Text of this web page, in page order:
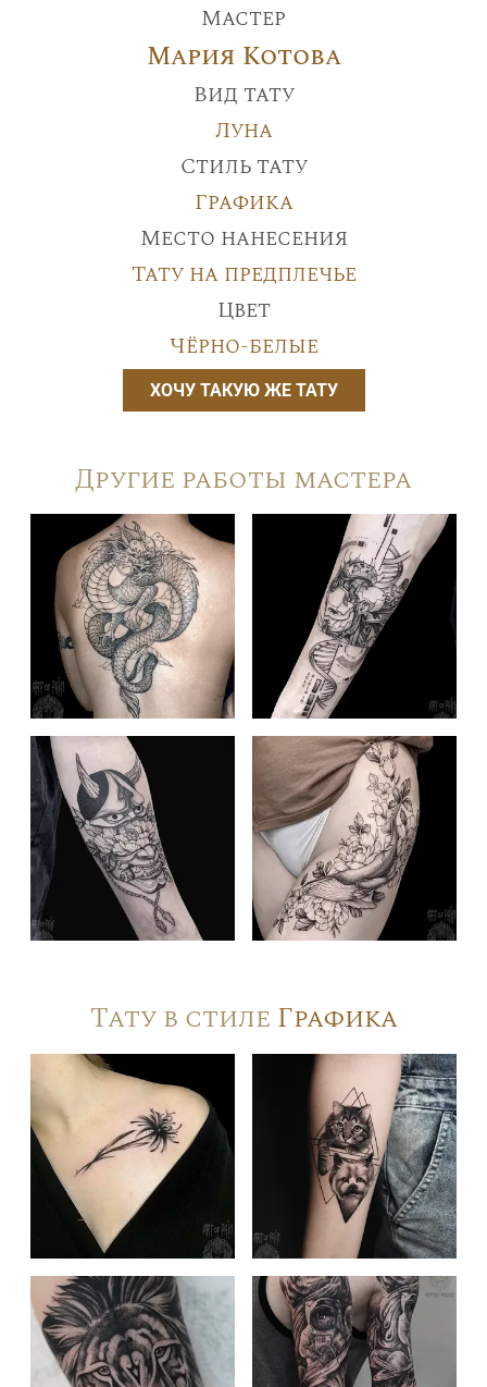
Мастер
Мария Котова
Вид тату
Луна
Стиль тату
Графика
Место нанесения
Тату на предплечье
Цвет
Чёрно-белые
ХОЧУ ТАКУЮ ЖЕ ТАТУ
Другие работы мастера
Тату в стиле Графика